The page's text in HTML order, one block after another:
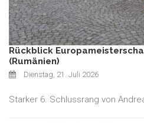
Rückblick
(Rumänien)
Dienstag, 21. Juli 2026
Starker 6. Schlussrang von